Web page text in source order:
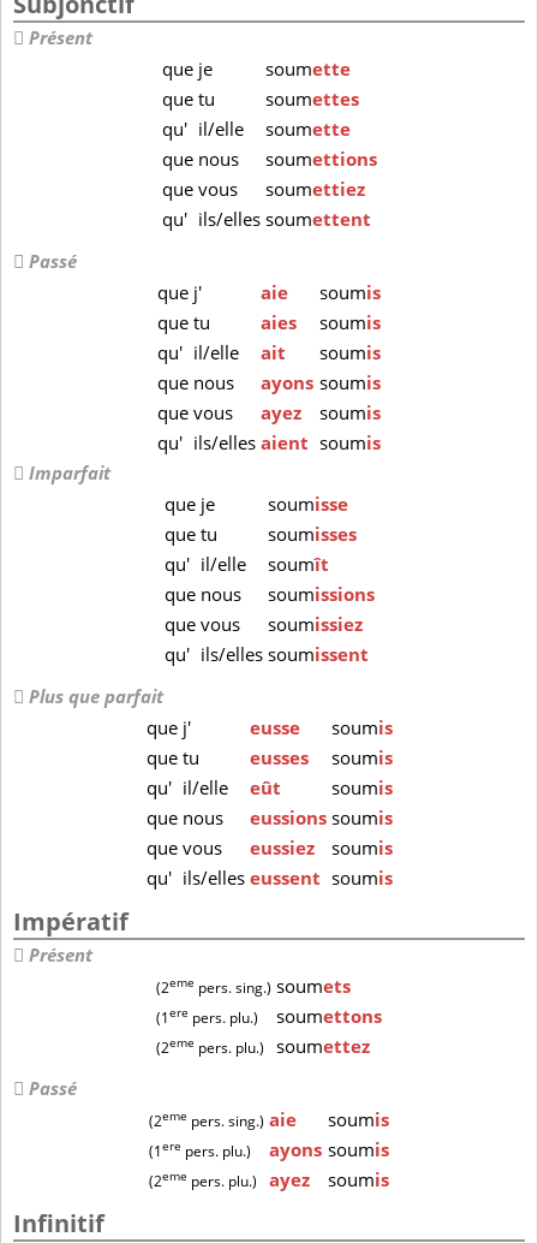
Présent
que je soumette
que tu soumettes
qu' il/elle soumette
que nous soumettions
que vous soumettiez
qu' ils/elles soumettent
Passé
que j' aie soumis
quetu aies soumis
qu' il/elle ait soumis
que nous ayons soumis
quevous ayez soumis
qu' ils/ellesaient soumis
Imparfait
que je soumisse
que tu soumisses
qu' il/elle soumît
que nous soumissions
que vous soumissiez
qu' ils/elles soumissent
Plus que parfait
que j' eusse soumis
que tu eusses soumis
qu' il/elle eût soumis
que nous eussions soumis
que vous eussiez soumis
qu' ils/elles eussent soumis
Impératif
Présent
(2eme pers. sing.) soumets
(1ere pers. plu.) soumettons
(2eme pers. plu.) soumettez
Passé
(2eme pers. sing.) aie soumis
(1ere pers. plu.) ayons soumis
(2eme pers. plu.) ayez soumis
Infinitif